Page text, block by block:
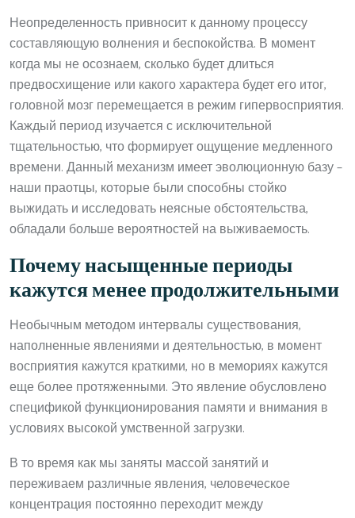
Неопределенность привносит к данному процессу
составляющую волнения и беспокойства. В момент
когда мы не осознаем, сколько будет длиться
предвосхищение или какого характера будет его итог,
головной мозг перемещается в режим гипервосприятия.
Каждый период изучается с исключительной
тщательностью, что формирует ощущение медленного
времени. Данный механизм имеет эволюционную базу –
наши праотцы, которые были способны стойко
выжидать и исследовать неясные обстоятельства,
обладали больше вероятностей на выживаемость.
Почему насыщенные периоды
кажутся менее продолжительными
Необычным методом интервалы существования,
наполненные явлениями и деятельностью, в момент
восприятия кажутся краткими, но в мемориях кажутся
еще более протяженными. Это явление обусловлено
спецификой функционирования памяти и внимания в
условиях высокой умственной загрузки.
В то время как мы заняты массой занятий и
переживаем различные явления, человеческое
концентрация постоянно переходит между